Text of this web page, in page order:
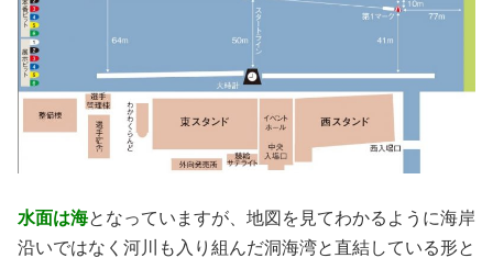
水面は海となっていますが、地図を見てわかるように海岸
沿いではなく河川も入り組んだ洞海湾と直結している形と